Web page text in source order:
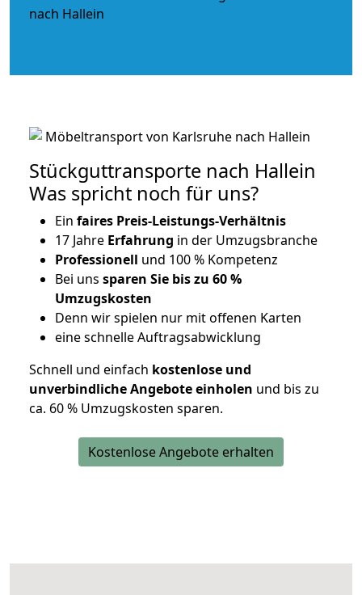
Stückguttransporte nach Hallein
Was spricht noch für uns?
Ein faires Preis-Leistungs-Verhältnis
17 Jahre Erfahrung in der Umzugsbranche
Professionell und 100 % Kompetenz
Bei uns sparen Sie bis zu 60 %
Umzugskosten
Denn wir spielen nur mit offenen Karten
eine schnelle Auftragsabwicklung
Schnell und einfach kostenlose und
unverbindliche Angebote einholen und bis zu
ca. 60 % Umzugskosten sparen.
Kostenlose Angebote erhalten